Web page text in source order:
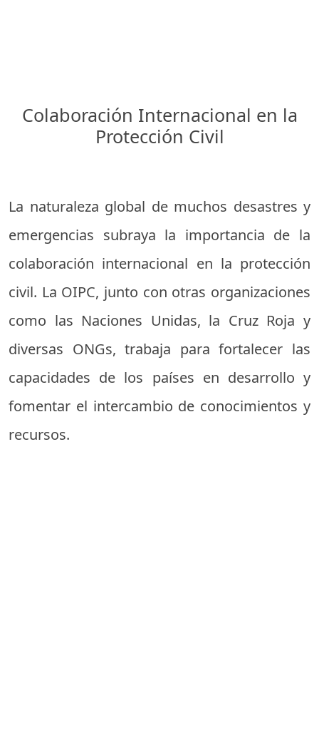
Colaboración Internacional en la
Protección Civil
La naturaleza global de muchos desastres y
emergencias subraya la importancia de la
colaboración internacional en la protección
civil. La OIPC, junto con otras organizaciones
como las Naciones Unidas, la Cruz Roja y
diversas ONGs, trabaja para fortalecer las
capacidades de los países en desarrollo y
fomentar el intercambio de conocimientos y
recursos.